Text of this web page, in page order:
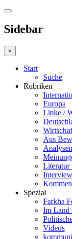
Sidebar
×
Start
Suche
Rubriken
Europa
Linke /
Aus
Analysen
Literatur
Spezial
Farkha
Im Land
Videos